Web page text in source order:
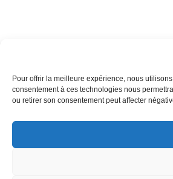
Pour offrir la meilleure expérience, nous
consentement à ces technologies nous
ou retirer son consentement peut affecter